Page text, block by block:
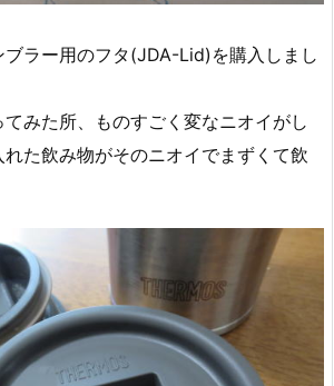
ブラー用のフタ(JDA-Lid)を購入しまし
みた所、ものすごく変なニオイがし
た飲み物がそのニオイでまずくて飲